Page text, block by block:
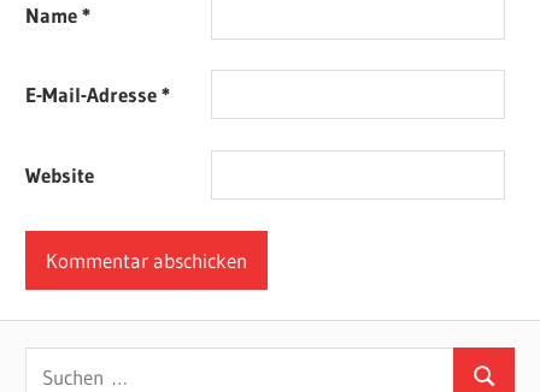
Name*
E-Mail-Adresse*
Website